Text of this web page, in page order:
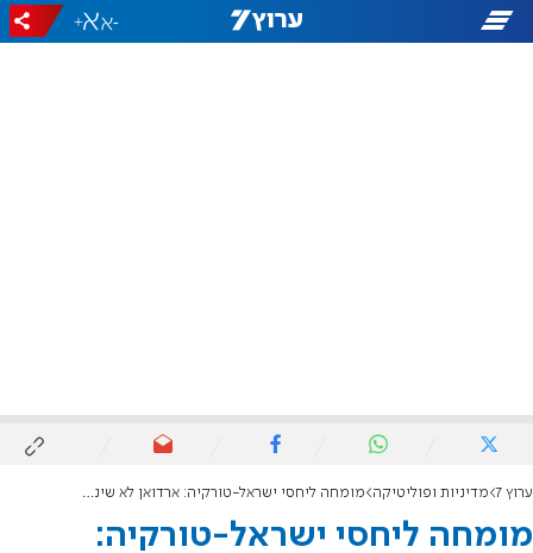
-
+
ערוץ 7 מדיניות ופוליטיקה מומחה ליחסי ישראל-טורקיה: ארדואן לא שינה כיוון, רק החריף את הטון
מומחה ליחסי ישראל-טורקיה: